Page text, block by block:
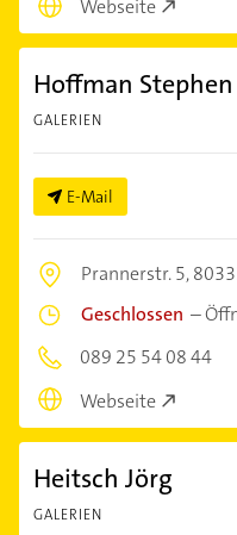
Webseite
Hoffman
GALERIEN
E-Mail
Prannerstr. 5,
Geschlossen –
089 25 54 08 44
Webseite
Heitsch Jörg
GALERIEN